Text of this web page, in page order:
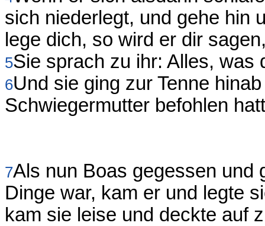
sich niederlegt, und gehe hin
lege dich, so wird er dir
5Sie sprach zu ihr: Alles, was
6Und sie ging zur Tenne
Schwiegermutter befohlen
7Als nun Boas gegessen und
Dinge war, kam er und legte
kam sie leise und deckte auf